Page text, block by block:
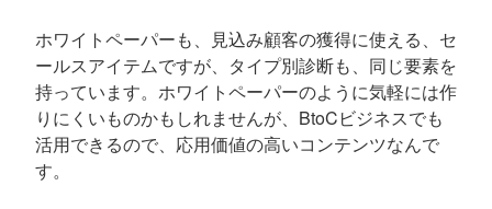
ホワイトペーパーも、見込み顧客の獲得に使える、セ
ールスアイテムですが、タイプ別診断も、同じ要素を
持っています。ホワイトペーパーのように気軽には作
りにくいものかもしれませんが、BtoCビジネスでも
活用できるので、応用価値の高いコンテンツなんで
す。